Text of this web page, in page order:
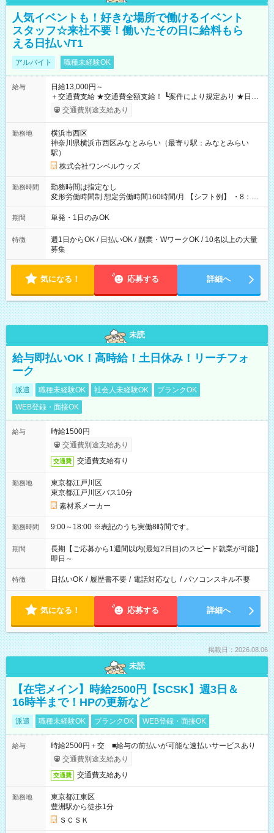
人気イベントも！好きな場所で働けるイベント
スタッフ☆来社不要！働いたその日に給料もら
える日払い/T1
アルバイト 職種未経験OK
給与
日給13,000円～
＋交通費支給 ★交通費全額支給！ ┗案件により規定あり ★日払
いOK！（規定あり） ┗働いたその日に現金GET♪ お仕事後はコ
ンビニATMから 日払い分を引き落とせます！ 【試用期間】試
交通費別途支給あり
勤務地
横浜市西区
神奈川県横浜市西区みなとみらい（最寄り駅：みなとみらい
駅）
株式会社ワンベルウッズ
勤務時間
勤務時間は指定なし
変形労働時間制 想定労働時間160時間/月 【シフト例】 ・8：00
～21：00
期間 単発・1日のみOK
特徴
週1日からOK / 日払いOK / 副業・WワークOK / 10名以上の大量
募集
気になる！ 応募する 詳細へ
未読
給与即払いOK！高時給！土日休み！リーチフォ
ーク
派遣 職種未経験OK 社会人未経験OK
ブランクOK
WEB登録・面接OK
給与
時給1500円
交通費別途支給あり
交通費 交通費支給有り
勤務地
東京都江戸川区
東京都江戸川区バス10分
素材系メーカー
勤務時間 9:00～18:00 ※表記のうち実働8時間です。
期間
長期【ご応募から1週間以内(最短2日目)のスピード就業が可能】
即日～
特徴 日払いOK / 履歴書不要 / 電話対応なし / パソコンスキル不要
気になる！ 応募する 詳細へ
掲載日：2026.08.06
未読
【在宅メイン】時給2500円【SCSK】週3日＆
16時半まで！HPの更新など
派遣 職種未経験OK ブランクOK WEB登録・面接OK
給与
時給2500円＋交 ■給与の前払いが可能な速払いサービスあり
交通費別途支給あり
交通費 交通費支給あり
勤務地
東京都江東区
豊洲駅から徒歩1分
ＳＣＳＫ